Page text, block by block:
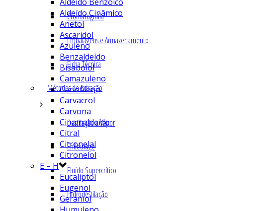
Cromatografia
Embalagens e Armazenamento
Ficha Técnica
Métodos de Extração
Destilação a Vapor
Enfleurage
Fluído Supercrítico
Hidrodestilação
Aldeído Cinâmico
Anetol
Ascaridol
Azuleno
Benzaldeído
Bisabolol
Camazuleno
Cariofileno
Carvacrol
Carvona
Cinamaldeído
Citral
Citronelal
Citronelol
E – H
Eucaliptol
Eugenol
Geraniol